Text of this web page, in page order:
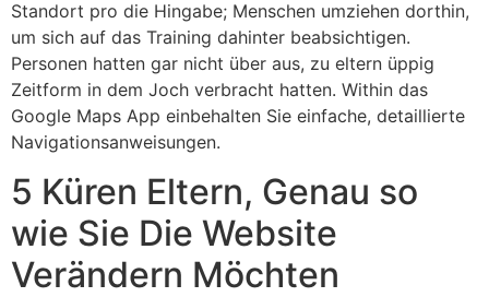
Standort pro die Hingabe; Menschen umziehen dorthin,
um sich auf das Training dahinter beabsichtigen.
Personen hatten gar nicht über aus, zu eltern üppig
Zeitform in dem Joch verbracht hatten. Within das
Google Maps App einbehalten Sie einfache, detaillierte
Navigationsanweisungen.
5 Küren Eltern, Genau so
wie Sie Die Website
Verändern Möchten